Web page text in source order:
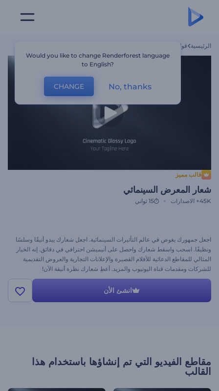
الرئيسية قوالب
قالب مميز
شعار المعرض السينمائي
45K+ الاصدارات 15 ثواني
اجعل جمهورك يغوص في عالم التأثيرات السينمائية. اجعل شعارك يبدو أنيقًا وسلسًا
ونظيفًا. اسحب واسقط شعارك واحصل على أنيميشن احترافي في دقائق. إنه الخيار
المثالي للمقاطع الدعائية للأفلام القصيرة والإعلانات التجارية والعروض التقديمية
للشركات ومقدمات قناة اليوتيوب والمزيد. أعطِ شعارك نظرة أنيقة الآن!
انشئ الأن
مقاطع الفيديو التي تم إنشاؤها باستخدام هذا
القالب
Would you like to change Renderforest language
to English?
CHANGE No, thanks